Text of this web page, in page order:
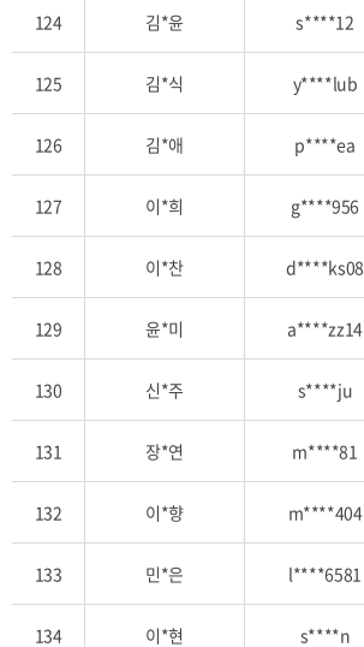
124 김*윤 s****12
125 김*식 y****lub
126 김*애 p****ea
127 이*희 g****956
128 이*찬 d****ks08
129 윤*미 a****zz14
130 신*주 s****ju
131 장*연 m****81
132 이*향 m****404
133 민*은 l****6581
134 이*현 s****n